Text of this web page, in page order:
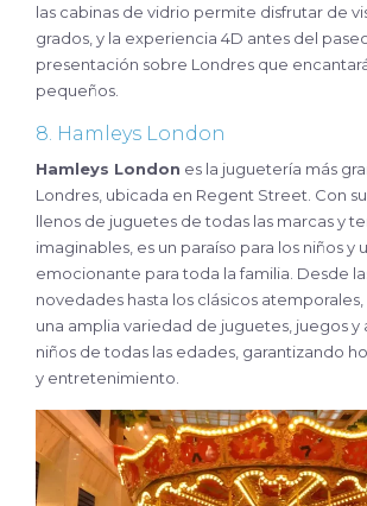
las cabinas de vidrio permite disfrutar de
grados, y la experiencia 4D antes del
presentación sobre Londres que
pequeños.
8. Hamleys London
Hamleys London es la juguetería más
Londres, ubicada en Regent Street. Con
llenos de juguetes de todas las marcas y
imaginables, es un paraíso para los niños y
emocionante para toda la familia. Desde
novedades hasta los clásicos
una amplia variedad de juguetes, juegos y
niños de todas las edades, garantizando
y entretenimiento.